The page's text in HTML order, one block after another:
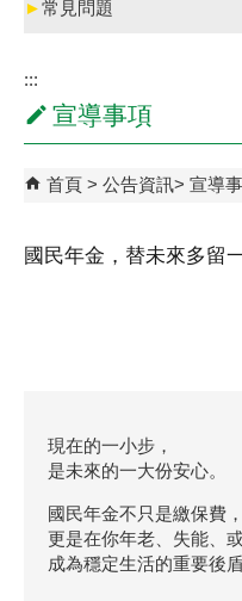
►常見問題
:::
宣導事項
首頁 公告資訊 宣導
國民年金，替未來多留
現在的一小步，
是未來的一大份安心。
國民年金不只是繳保費，
更是在你年老、失能、
成為穩定生活的重要後盾